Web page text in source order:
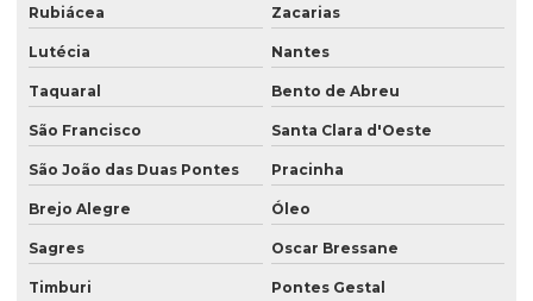
Rubiácea Zacarias
Lutécia Nantes
Taquaral Bento de Abreu
São Francisco Santa Clara d'Oeste
São João das Duas Pontes Pracinha
Brejo Alegre Óleo
Sagres Oscar Bressane
Timburi Pontes Gestal